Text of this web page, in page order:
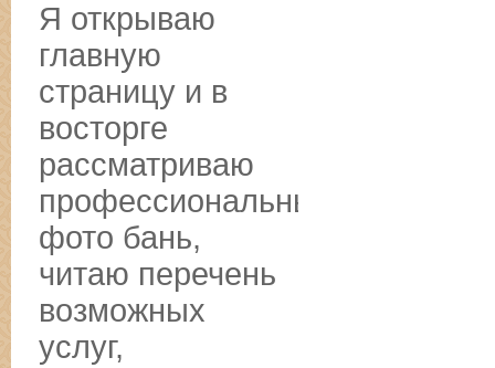
Я открываю
главную
страницу и в
восторге
рассматриваю
профессиональные
фото бань,
читаю перечень
возможных
услуг,